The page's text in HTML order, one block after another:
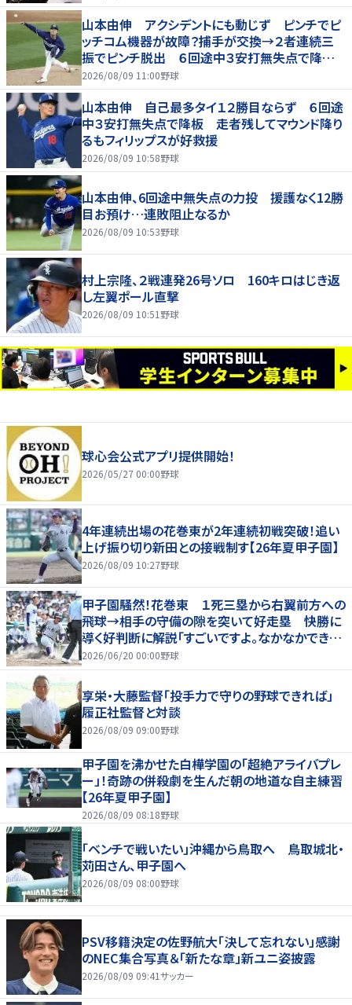
山本由伸 アクシデントにも動じず ピンチでピ
ッチコム機器が故障？捕手が交換→２者連続三
振でピンチ脱出 ６回途中３安打無失点で降
板 １２勝目ならず
2026/08/09 11:00野球
山本由伸 自己最多タイ１２勝目ならず ６回途
中３安打無失点で降板 走者残してマウンド降り
るもフィリップスが好救援
2026/08/09 10:58野球
山本由伸、6回途中無失点の力投 援護なく12勝
目お預け…連敗阻止なるか
2026/08/09 10:53野球
村上宗隆、２戦連発26号ソロ 160キロはじき返
し左翼ポール直撃
2026/08/09 10:51 野球
球心会公式アプリ提供開始！
2026/05/27 00:00野球
4年連続出場の花巻東が2年連続初戦突破！追い
上げ振り切り新田との接戦制す【26年夏甲子園】
2026/08/09 10:27野球
甲子園騒然！花巻東 １死三塁から右翼前方への
飛球→相手の守備の隙を突いて好走塁 快勝に
導く好判断に解説「すごいですよ。なかなかできな
いプレー」
2026/06/20 00:00野球
享栄・大藤監督「投手力で守りの野球できれば」
履正社監督と対談
2026/08/09 09:00野球
甲子園を沸かせた白樺学園の「超絶アライバプレ
ー」！奇跡の併殺劇を生んだ朝の地道な自主練習
【26年夏甲子園】
2026/08/09 08:18野球
「ベンチで戦いたい」沖縄から鳥取へ 鳥取城北・
苅田さん、甲子園へ
2026/08/09 08:00野球
PSV移籍決定の佐野航大「決して忘れない」感謝
のNEC集合写真＆「新たな章」新ユニ姿披露
2026/08/09 09:41サッカー